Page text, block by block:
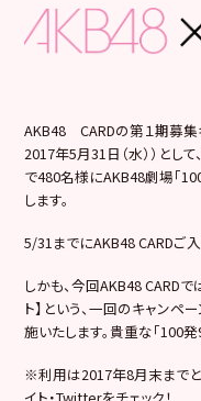
AKB48 CARDの第１期募集
2017年5月31日（水））とし
で480名様にAKB48劇場「
します。
5/31までにAKB48 CARDご
しかも、今回AKB48 CARD
ト】という、一回のキャンペ
施いたします。貴重な「100
※利用は2017年8月末までと